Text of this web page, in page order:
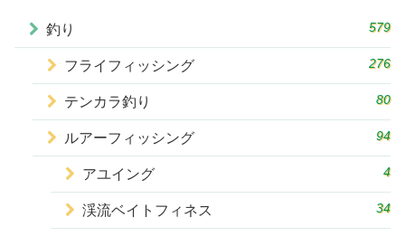
釣り 579
フライフィッシング 276
テンカラ釣り 80
ルアーフィッシング 94
アユイング 4
渓流ベイトフィネス 34